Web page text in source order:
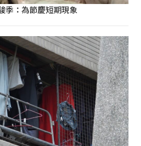
季：為節慶短期現象